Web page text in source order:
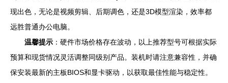
现出色，无论是视频剪辑、后期调色，还是3D模型渲染，效率都
远胜普通办公电脑。
温馨提示 ：硬件市场价格存在波动，以上推荐型号可根据实际
预算和现货情况灵活调整同级别产品。装机时请注意兼容性，并确
保安装最新的主板BIOS和显卡驱动，以获取最佳性能与稳定性。